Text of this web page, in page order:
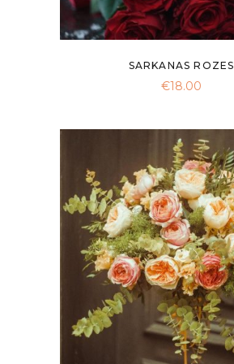
page
SARKANAS ROZES
€18.00